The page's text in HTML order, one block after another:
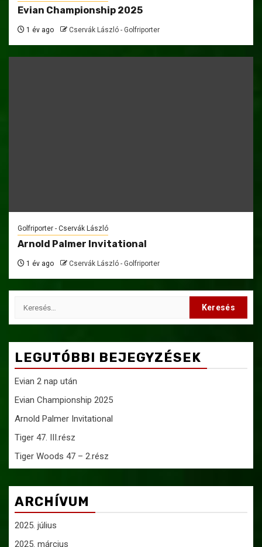
Evian Championship 2025
1 év ago Cservák László - Golfriporter
Golfriporter - Cservák László
Arnold Palmer Invitational
1 év ago Cservák László - Golfriporter
Keresés:
LEGUTÓBBI BEJEGYZÉSEK
Evian 2 nap után
Evian Championship 2025
Arnold Palmer Invitational
Tiger 47. III.rész
Tiger Woods 47 – 2.rész
ARCHÍVUM
2025. július
2025. március